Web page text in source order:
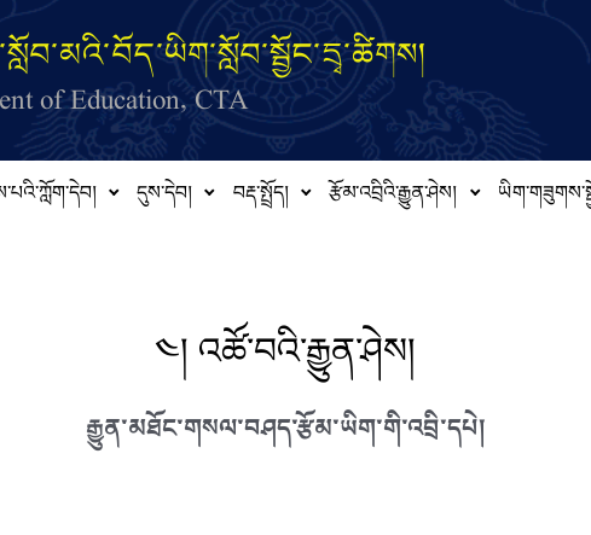
of Education, CTA
དུས་དེབ། བརྡ་སྤྲོད། རྩོམ་འབྲིའི་རྒྱུན་ཤེས།
༤། འཚོ་བའི་རྒྱུན་ཤེས།
རྒྱུན་མཐོང་གསལ་བཤད་རྩོམ་ཡིག་གི་འབྲི་དཔེ།